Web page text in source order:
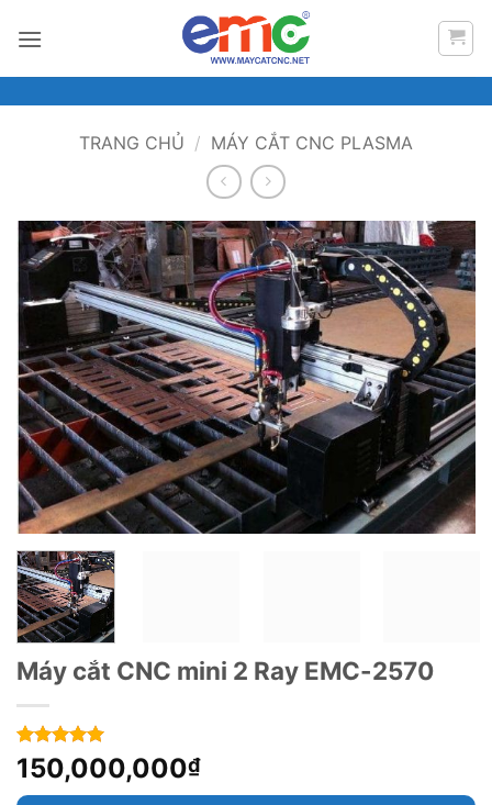
qua
TRANG CHỦ / MÁY CẮT CNC PLASMA
Máy cắt CNC mini 2 Ray EMC-2570
5trên 5
dựa trên
1
đánh giá
150,000,000₫